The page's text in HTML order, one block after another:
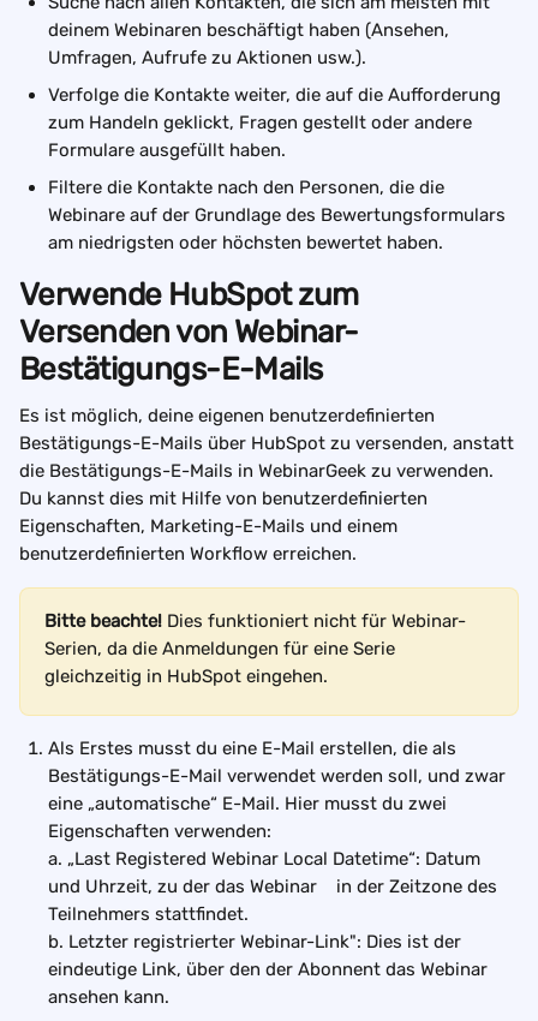
deinem Webinaren beschäftigt haben (Ansehen,
Umfragen, Aufrufe zu Aktionen usw.).
Verfolge die Kontakte weiter, die auf die Aufforderung
zum Handeln geklickt, Fragen gestellt oder andere
Formulare ausgefüllt haben.
Filtere die Kontakte nach den Personen, die die
Webinare auf der Grundlage des Bewertungsformulars
am niedrigsten oder höchsten bewertet haben.
Verwende HubSpot zum
Versenden von Webinar-
Bestätigungs-E-Mails
Es ist möglich, deine eigenen benutzerdefinierten
Bestätigungs-E-Mails über HubSpot zu versenden, anstatt
die Bestätigungs-E-Mails in WebinarGeek zu verwenden.
Du kannst dies mit Hilfe von benutzerdefinierten
Eigenschaften, Marketing-E-Mails und einem
benutzerdefinierten Workflow erreichen.
Bitte beachte! Dies funktioniert nicht für Webinar-
Serien, da die Anmeldungen für eine Serie
gleichzeitig in HubSpot eingehen.
Als Erstes musst du eine E-Mail erstellen, die als
Bestätigungs-E-Mail verwendet werden soll, und zwar
eine „automatische“ E-Mail. Hier musst du zwei
Eigenschaften verwenden:
a. „Last Registered Webinar Local Datetime“: Datum
und Uhrzeit, zu der das Webinar    in der Zeitzone des
Teilnehmers stattfindet.
b. Letzter registrierter Webinar-Link": Dies ist der
eindeutige Link, über den der Abonnent das Webinar
ansehen kann.